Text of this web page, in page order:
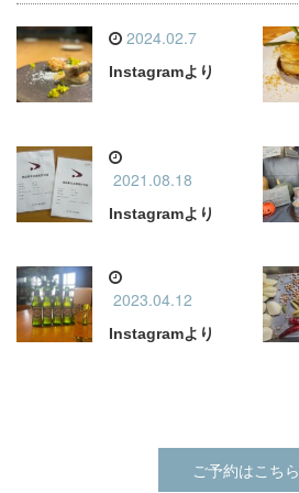
2024.02.7
Instagramより
2021.08.18
Instagramより
2023.04.12
Instagramより
ご予約はこちら